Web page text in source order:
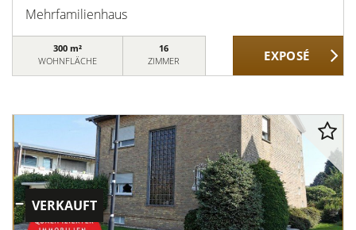
Mehrfamilienhaus
300 m²
WOHNFLÄCHE
16
ZIMMER
VERKAUFT